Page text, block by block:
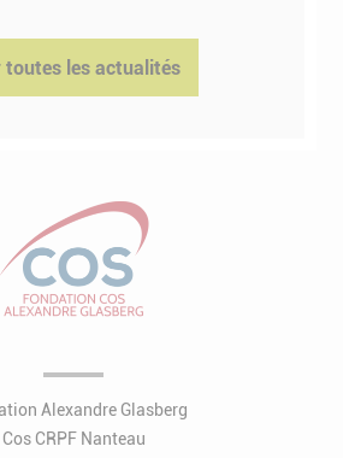
toutes les actualités
Alexandre Glasberg
Cos CRPF Nanteau